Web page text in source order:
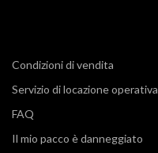
Condizioni di vendita
Servizio di locazione operativa
FAQ
Il mio pacco è danneggiato